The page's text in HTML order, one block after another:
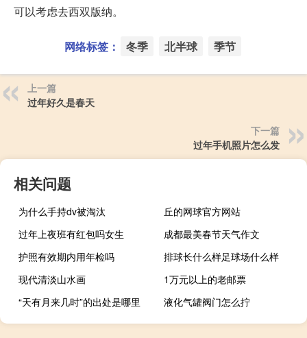
可以考虑去西双版纳。
网络标签： 冬季 北半球 季节
上一篇
过年好久是春天
下一篇
过年手机照片怎么发
相关问题
为什么手持dv被淘汰
丘的网球官方网站
过年上夜班有红包吗女生
成都最美春节天气作文
护照有效期内用年检吗
排球长什么样足球场什么样
现代清淡山水画
1万元以上的老邮票
“天有月来几时”的出处是哪里
液化气罐阀门怎么拧